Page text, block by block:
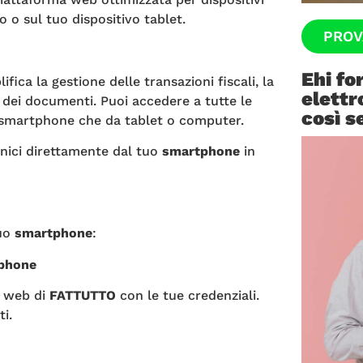
o sul tuo dispositivo tablet.
la gestione delle transazioni fiscali, la
documenti. Puoi accedere a tutte le
che da tablet o computer.
direttamente dal tuo smartphone in
smartphone:
web di FATTUTTO con le tue credenziali.
Ehi
così